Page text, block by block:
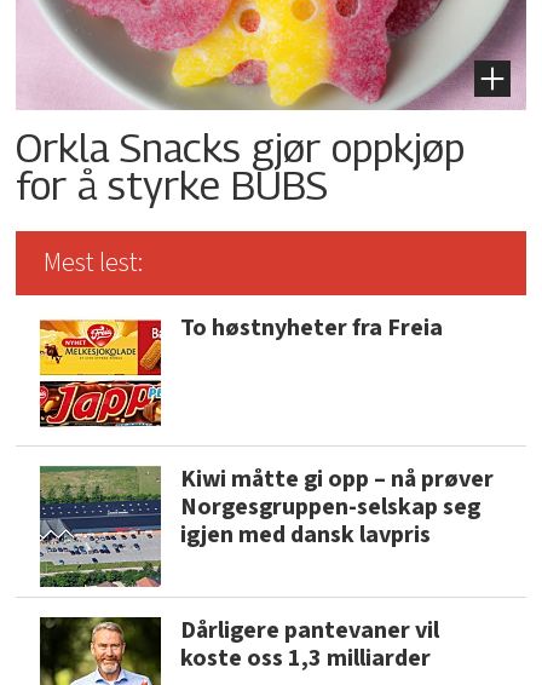
Orkla Snacks gjør oppkjøp
for å styrke BUBS
Mest lest:
To høstnyheter fra Freia
Kiwi måtte gi opp – nå prøver
Norgesgruppen-selskap seg
igjen med dansk lavpris
Dårligere pantevaner vil
koste oss 1,3 milliarder